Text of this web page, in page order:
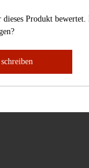
dieses Produkt